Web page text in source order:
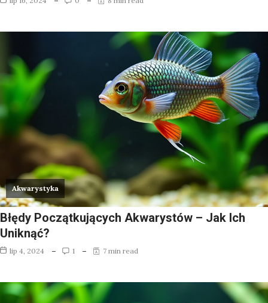
Akwarystyka
Błędy Początkujących Akwarystów – Jak Ich
Uniknąć?
lip 4, 2024 1 7 min read